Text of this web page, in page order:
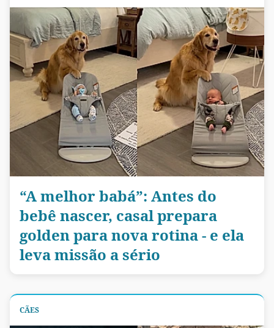
“A melhor babá”: Antes do
bebê nascer, casal prepara
golden para nova rotina - e ela
leva missão a sério
CÃES